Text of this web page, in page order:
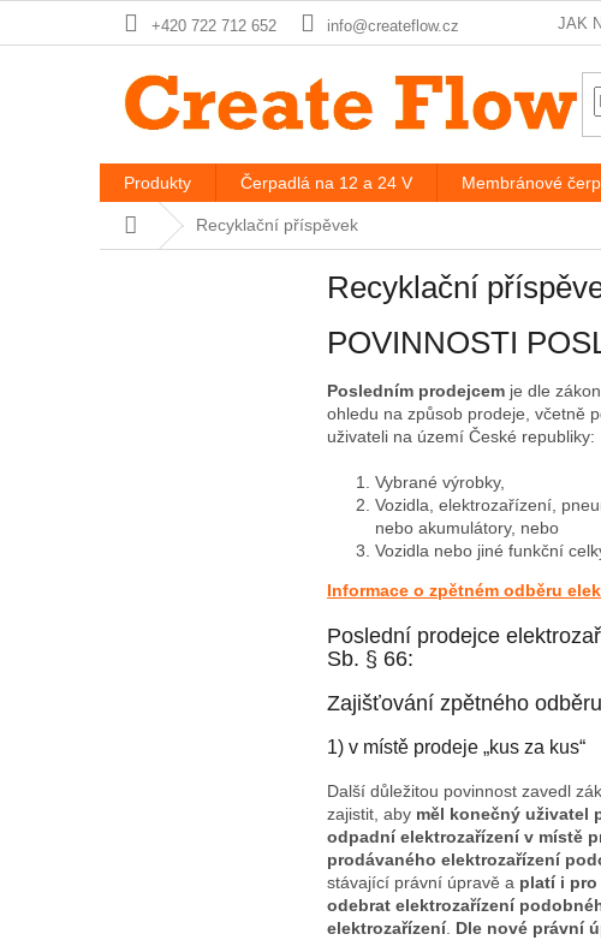
+420 722 712 652 info@createflow.cz JAK
Produkty Čerpadlá na 12 a 24 V Membránové
DomovRecyklační příspěvek
Recyklační
POVINNOSTI
Posledním prodejcem je dle
ohledu na způsob prodeje, včetně
uživateli na území České republiky:
Vybrané výrobky,
Vozidla, elektrozařízení,
nebo akumulátory, nebo
Vozidla nebo jiné funkční
Informace o zpětném odběru
Poslední prodejce
Sb. § 66:
Zajišťování zpětného
1) v místě prodeje „kus za kus“
Další důležitou povinnost zavedl
zajistit, aby měl konečný uživatel
odpadní elektrozařízení v místě
prodávaného elektrozařízení
stávající právní úpravě a platí i
odebrat elektrozařízení
elektrozařízení. Dle nové právní